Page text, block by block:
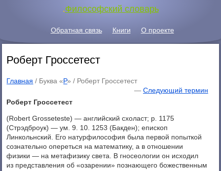
.Философский словарь
Обратная связь Книги О проекте
Роберт Гроссетест
Главная / Буква «Р» / Роберт Гроссетест
— Следующий термин
Роберт Гроссетест
(Robert Grosseteste) — английский схоласт; p. 1175
(Стрэдброук) — ум. 9. 10. 1253 (Бакден); епископ
Линкольнский. Его натурфилософия была первой попыткой
сознательно опереться на математику, а в отношении
физики — на метафизику света. В гносеологии он исходил
из представления об «озарении» познающего божественным